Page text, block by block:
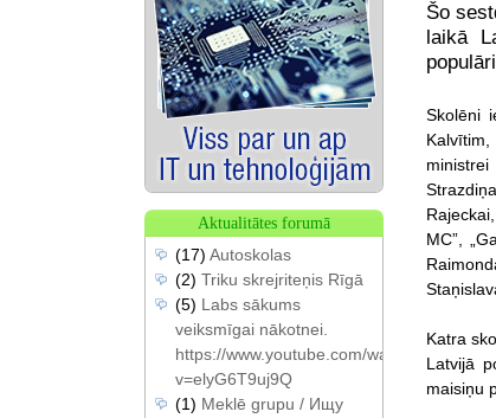
Šo
laikā
Skolēni
MC”,
Katra
Latvijā
maisiņu
Aktualitātes forumā
(17) Autoskolas
(2) Triku skrejriteņis Rīgā
(5) Labs sākums
veiksmīgai nākotnei.
https://www.youtube.com/watch?
v=elyG6T9uj9Q
(1) Meklē grupu / Ищу